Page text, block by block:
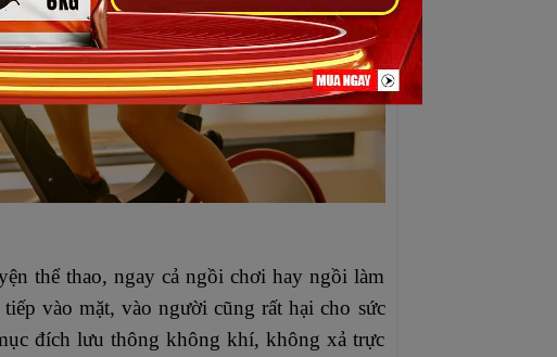
thể thao, ngay cả ngồi chơi hay ngồi làm
vào mặt, vào người cũng rất hại cho sức
đích lưu thông không khí, không xả trực